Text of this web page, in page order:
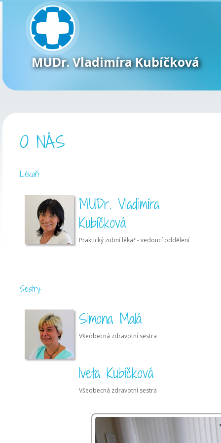
MUDr. Vladimíra Kubíčková
O NÁS
Lékaři:
MUDr. Vladimíra
Kubíčková
Praktický zubní lékař - vedoucí oddělení
Sestry:
Simona Malá
Všeobecná zdravotní sestra
Iveta Kubíčková
Všeobecná zdravotní sestra